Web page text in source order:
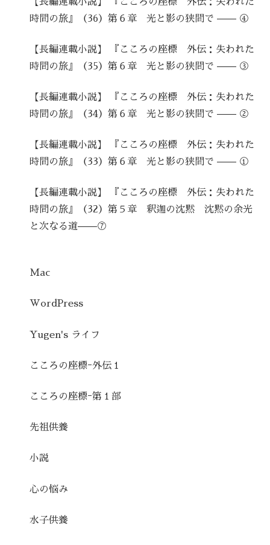
時間の旅』（36）第６章 光と影の狭間で —— ④
【長編連載小説】 『こころの座標 外伝：失われた
時間の旅』（35）第６章 光と影の狭間で —— ③
【長編連載小説】 『こころの座標 外伝：失われた
時間の旅』（34）第６章 光と影の狭間で —— ②
【長編連載小説】 『こころの座標 外伝：失われた
時間の旅』（33）第６章 光と影の狭間で —— ①
【長編連載小説】 『こころの座標 外伝：失われた
時間の旅』（32）第５章 釈迦の沈黙 沈黙の余光
と次なる道——⑦
Mac
WordPress
Yugen's ライフ
こころの座標ｰ外伝１
こころの座標ｰ第１部
先祖供養
小説
心の悩み
水子供養